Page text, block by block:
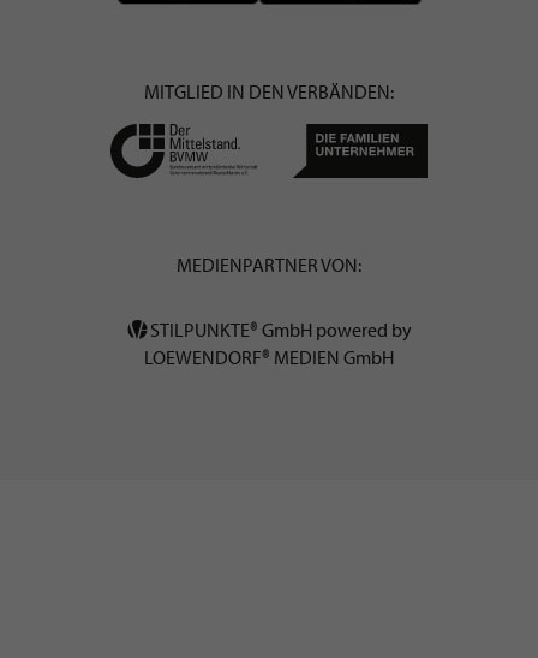
MITGLIED IN DEN VERBÄNDEN:
MEDIENPARTNER VON:
STILPUNKTE® GmbH powered by
LOEWENDORF® MEDIEN GmbH